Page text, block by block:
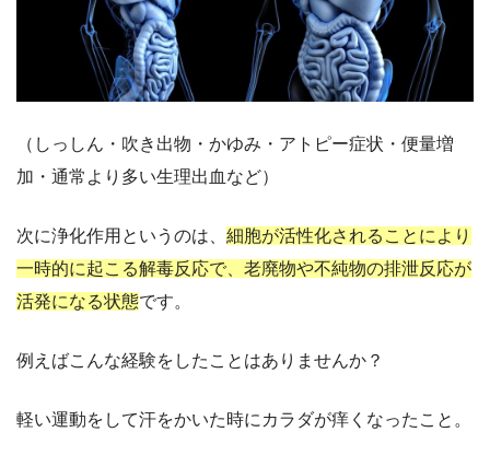
（しっしん・吹き出物・かゆみ・アトピー症状・便量増
加・通常より多い生理出血など）
次に浄化作用というのは、 細胞が活性化されることにより
一時的に起こる解毒反応で、老廃物や不純物の排泄反応が
活発になる状態です。
例えばこんな経験をしたことはありませんか？
軽い運動をして汗をかいた時にカラダが痒くなったこと。